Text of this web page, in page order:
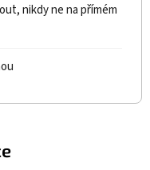
nikdy ne na přímém